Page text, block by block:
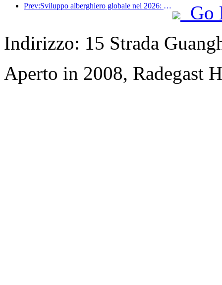
Prev:Sviluppo alberghiero globale nel 2026: Shanghai al primo posto per l'aggiunta di nuove camere
Go
Indirizzo: 15 Strada
Aperto in 2008, Radegast